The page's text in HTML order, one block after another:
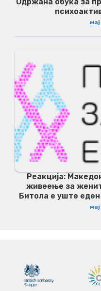
Реакција:
живеење за
Битола е уште